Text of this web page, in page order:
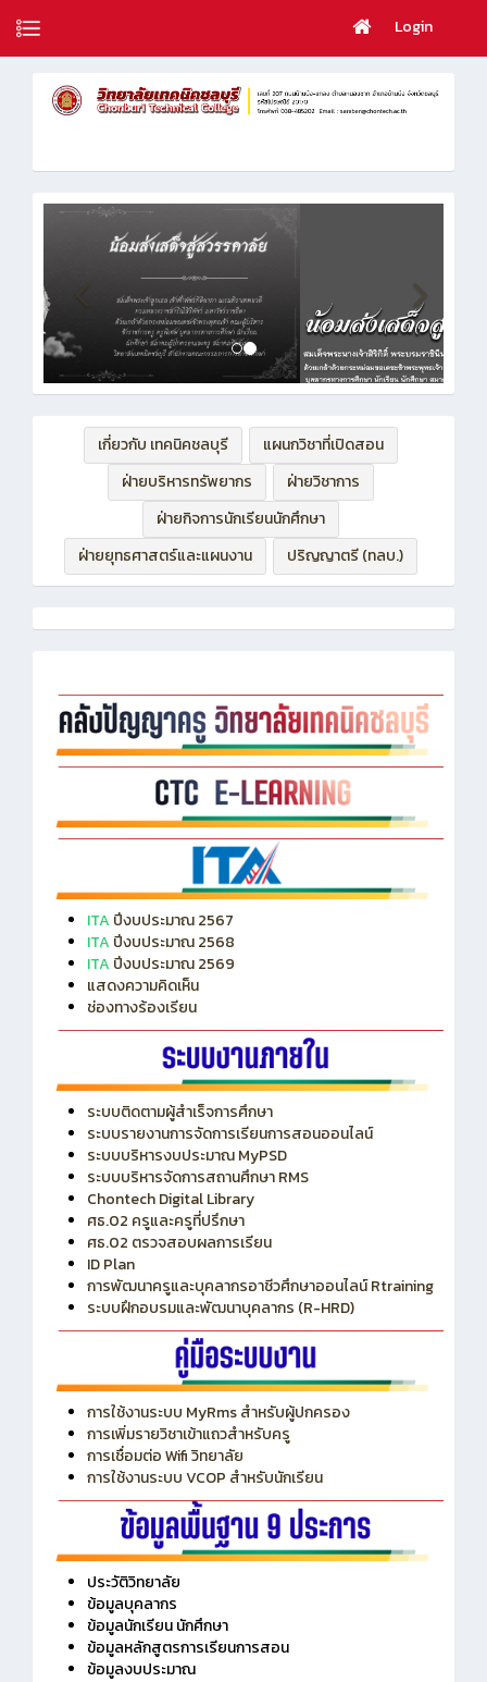
Login
เกี่ยวกับ เทคนิคชลบุรี
แผนกวิชาที่เปิดสอน
ฝ่ายบริหารทรัพยากร
ฝ่ายวิชาการ
ฝ่ายกิจการนักเรียนนักศึกษา
ฝ่ายยุทธศาสตร์และแผนงาน
ปริญญาตรี (ทลบ.)
ITA ปีงบประมาณ 2567
ITA ปีงบประมาณ 2568
ITAปีงบประมาณ 2569
แสดงความคิดเห็น
ช่องทางร้องเรียน
ระบบติดตามผู้สำเร็จการศึกษา
ระบบรายงานการจัดการเรียนการสอนออนไลน์
ระบบบริหารงบประมาณ MyPSD
ระบบบริหารจัดการสถานศึกษา RMS
Chontech Digital Library
ศธ.02 ครูและครูที่ปรึกษา
ศธ.02 ตรวจสอบผลการเรียน
ID Plan
การพัฒนาครูและบุคลากรอาชีวศึกษาออนไลน์ Rtraining
ระบบฝึกอบรมและพัฒนาบุคลากร (R-HRD)
การใช้งานระบบ MyRms สำหรับผู้ปกครอง
การเพิ่มรายวิชาเข้าแถวสำหรับครู
การเชื่อมต่อ Wifi วิทยาลัย
การใช้งานระบบ VCOP สำหรับนักเรียน
ประวัติวิทยาลัย
ข้อมูลบุคลากร
ข้อมูลนักเรียน นักศึกษา